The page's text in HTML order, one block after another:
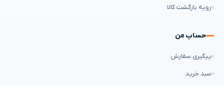
رویه بازگشت کالا
حساب من
پیگیری سفارش
سبد خرید